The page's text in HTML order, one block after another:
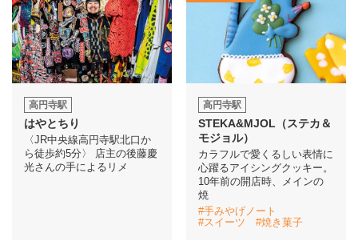
高円寺駅
はやとちり
〈JR中央線高円寺駅北口か
ら徒歩約5分〉 店主の後藤慶
光さんの手によるリメ
高円寺駅
STEKA&MJOL（ステカ＆
モジョル）
カラフルで愛くるしい表情に
心躍るアイシングクッキー。
10年前の開店時、メインの
焼
#手みやげノート
#スイーツ
#焼き菓子